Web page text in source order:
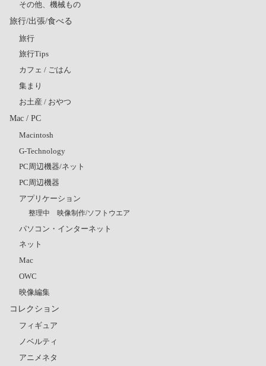
その他、機械もの
旅行/出張/食べる
旅行
旅行Tips
カフェ / ごはん
集まり
お土産 / おやつ
Mac / PC
Macintosh
G-Technology
PC周辺機器/ネット
PC周辺機器
アプリケーション
整理中 映像制作/ソフトウエア
パソコン・インターネット
ネット
Mac
OWC
映像編集
コレクション
フィギュア
ノベルティ
アニメネタ